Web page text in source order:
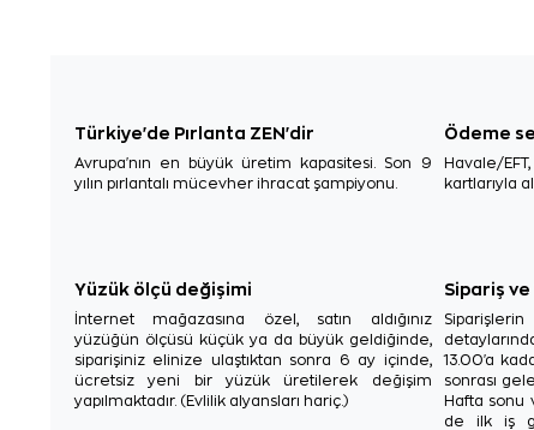
Türkiye'de Pırlanta ZEN'dir
Avrupa'nın en büyük üretim kapasitesi. Son 9
yılın pırlantalı mücevher ihracat şampiyonu.
Ödeme
Havale/
kartlarıyla
Yüzük ölçü değişimi
İnternet mağazasına özel, satın aldığınız
yüzüğün ölçüsü küçük ya da büyük geldiğinde,
siparişiniz elinize ulaştıktan sonra 6 ay içinde,
ücretsiz yeni bir yüzük üretilerek değişim
yapılmaktadır. (Evlilik alyansları hariç.)
Sipariş
13.00'a
sonrası
Hafta sonu
de ilk iş